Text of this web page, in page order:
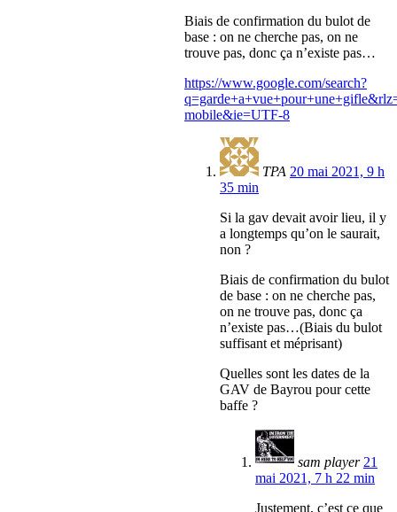
Biais de confirmation du bulot de
base : on ne cherche pas, on ne
trouve pas, donc ça n’existe pas…
https://www.google.com/search?
mobile&ie=UTF-8
TPA 20 mai 2021, 9 h
35 min
Si la gav devait avoir lieu, il y
a longtemps qu’on le saurait,
non ?
Biais de confirmation du bulot
de base : on ne cherche pas,
on ne trouve pas, donc ça
n’existe pas…(Biais du bulot
suffisant et méprisant)
Quelles sont les dates de la
GAV de Bayrou pour cette
baffe ?
sam player 21
mai 2021, 7 h 22 min
Justement, c’est ce que